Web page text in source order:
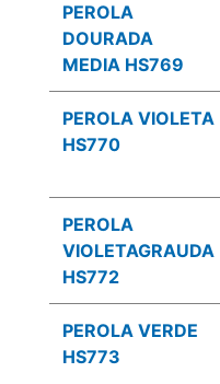
PEROLA
DOURADA
MEDIA HS769
PEROLA VIOLETA
HS770
PEROLA
VIOLETAGRAUDA
HS772
PEROLA VERDE
HS773